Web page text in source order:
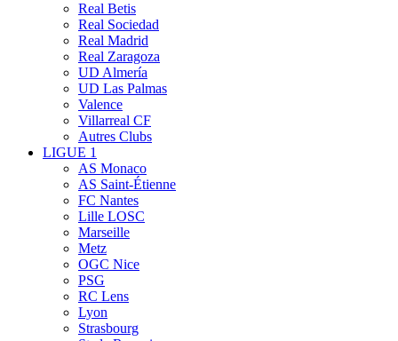
Real Betis
Real Sociedad
Real Madrid
Real Zaragoza
UD Almería
UD Las Palmas
Valence
Villarreal CF
Autres Clubs
LIGUE 1
AS Monaco
AS Saint-Étienne
FC Nantes
Lille LOSC
Marseille
Metz
OGC Nice
PSG
RC Lens
Lyon
Strasbourg